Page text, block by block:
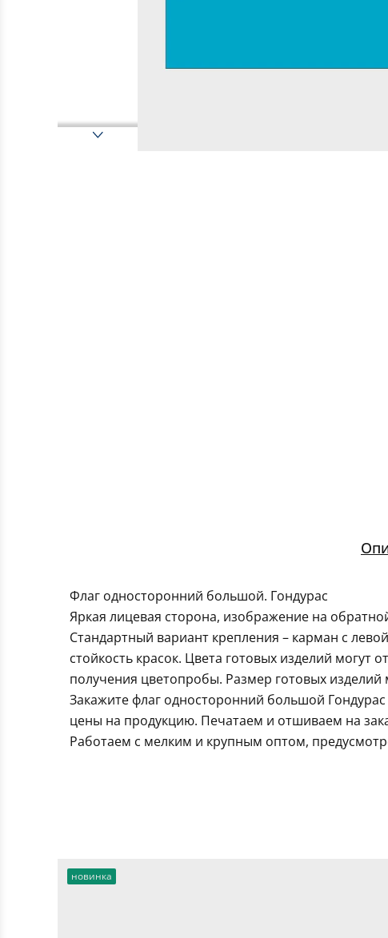
Флаг односторонний большой. Гондурас
Яркая лицевая сторона, изображение на
Стандартный вариант крепления – карман с
стойкость красок. Цвета готовых изделий могут
получения цветопробы. Размер готовых
Закажите флаг односторонний большой
цены на продукцию. Печатаем и отшиваем на
Работаем с мелким и крупным оптом,
новинка